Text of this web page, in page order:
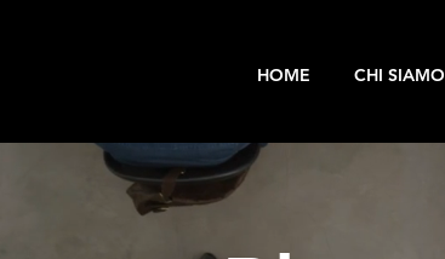
HOME CHI SIAMO